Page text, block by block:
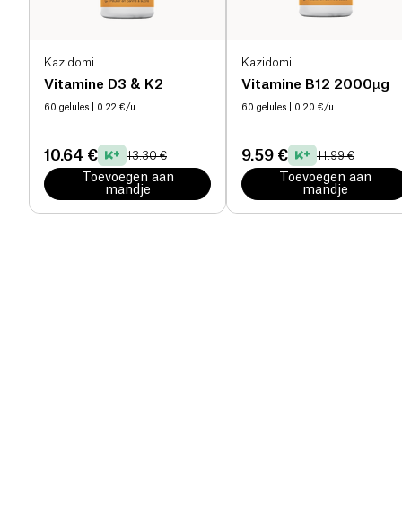
Kazidomi
Vitamine D3 & K2
60 gelules | 0.22 €/u
10.64 € 13.30 €
Toevoegen aan
mandje
Kazidomi
Vitamine B12 2000µg
60 gelules | 0.20 €/u
9.59 € 11.99 €
Toevoegen aan
mandje